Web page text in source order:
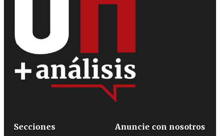
Secciones
Anuncie con nosotros